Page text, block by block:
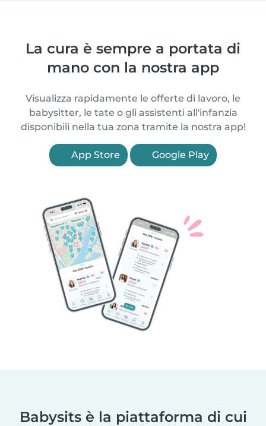
La cura è sempre a portata di
mano con la nostra app
Visualizza rapidamente le offerte di lavoro, le
babysitter, le tate o gli assistenti all'infanzia
disponibili nella tua zona tramite la nostra app!
App Store Google Play
Babysits è la piattaforma di cui